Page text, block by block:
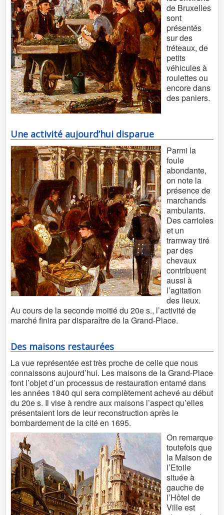
de Bruxelles
sont
présentés
sur des
tréteaux, de
petits
véhicules à
roulettes ou
encore dans
des paniers.
Une activité aujourd’hui disparue
Parmi la
foule
abondante,
on note la
présence de
marchands
ambulants.
Des carrioles
et un
tramway tiré
par des
chevaux
contribuent
aussi à
l’agitation
des lieux.
Au cours de la seconde moitié du 20e s., l’activité de
marché finira par disparaître de la Grand-Place.
Des maisons restaurées
La vue représentée est très proche de celle que nous
connaissons aujourd’hui. Les maisons de la Grand-Place
font l’objet d’un processus de restauration entamé dans
les années 1840 qui sera complètement achevé au début
du 20e s. Il vise à rendre aux maisons l’aspect qu’elles
présentaient lors de leur reconstruction après le
bombardement de la cité en 1695.
On remarque
toutefois que
la Maison de
l’Etoile
située à
gauche de
l’Hôtel de
Ville est